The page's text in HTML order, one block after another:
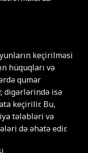
keçirilməsi
hüquqları və
qumar
digərlərində isə
keçirilir. Bu,
tələbləri və
də əhatə edir.